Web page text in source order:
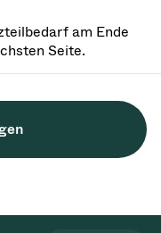
am Ende
Seite.